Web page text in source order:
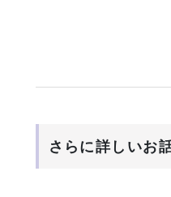
さらに詳しいお